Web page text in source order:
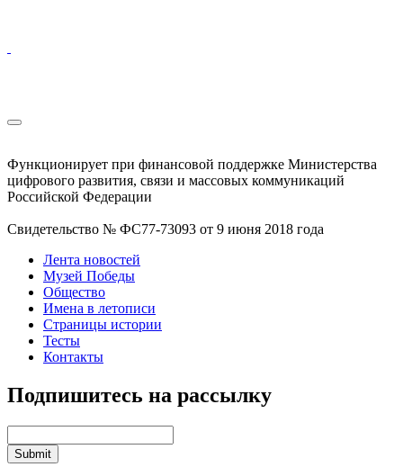
Функционирует при финансовой поддержке Министерства
цифрового развития, связи и массовых коммуникаций
Российской Федерации
Свидетельство № ФС77-73093 от 9 июня 2018 года
Лента новостей
Музей Победы
Общество
Имена в летописи
Страницы истории
Тесты
Контакты
Подпишитесь на рассылку